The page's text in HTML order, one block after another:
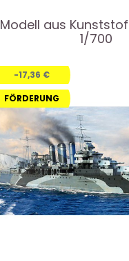
Modell aus
1/700
-17,36 €
FÖRDERUNG